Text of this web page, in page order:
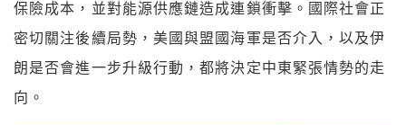
保險成本，並對能源供應鏈造成連鎖衝擊。國際社會正
密切關注後續局勢，美國與盟國海軍是否介入，以及伊
朗是否會進一步升級行動，都將決定中東緊張情勢的走
向。